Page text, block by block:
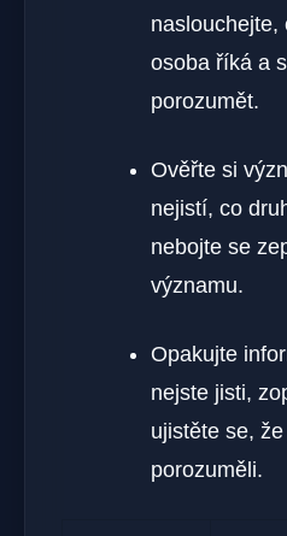
naslouchejte,
osoba říká a
porozumět.
Ověřte si
nejistí, co
nebojte se
významu.
Opakujte
nejste jisti,
ujistěte se,
porozuměli.